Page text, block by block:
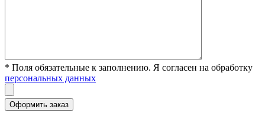
* Поля обязательные к заполнению. Я согласен на обработку
персональных данных